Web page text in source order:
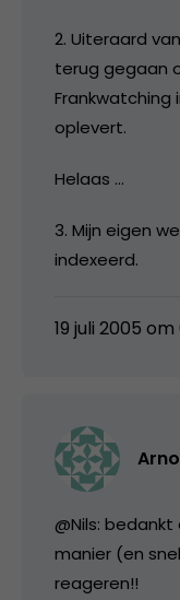
2. Uiteraard
terug gegaan
oplevert.
Helaas …
3. Mijn eigen
indexeerd.
19 juli 2005
@Nils:
manier (en
reageren!!